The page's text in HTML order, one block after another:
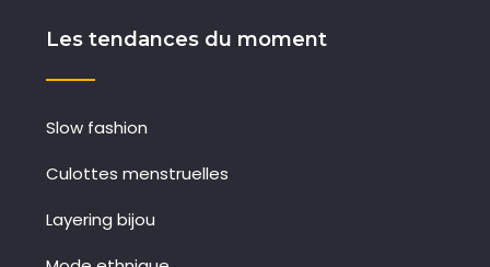
Les tendances du moment
Slow fashion
Culottes menstruelles
Layering bijou